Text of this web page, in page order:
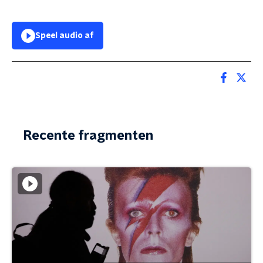
Speel audio af
Recente fragmenten